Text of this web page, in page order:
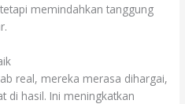
memindahkan tanggung
real, mereka merasa dihargai,
di hasil. Ini meningkatkan